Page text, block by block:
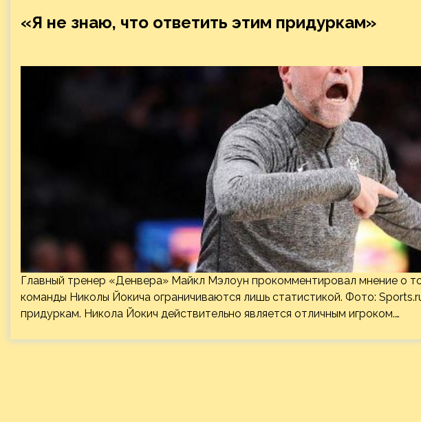
«Я не знаю, что ответить этим придуркам»
Главный тренер «Денвера» Майкл Мэлоун прокомментировал мнение о
команды Николы Йокича ограничиваются лишь статистикой. Фото:
придуркам. Никола Йокич действительно является отличным игроком.…